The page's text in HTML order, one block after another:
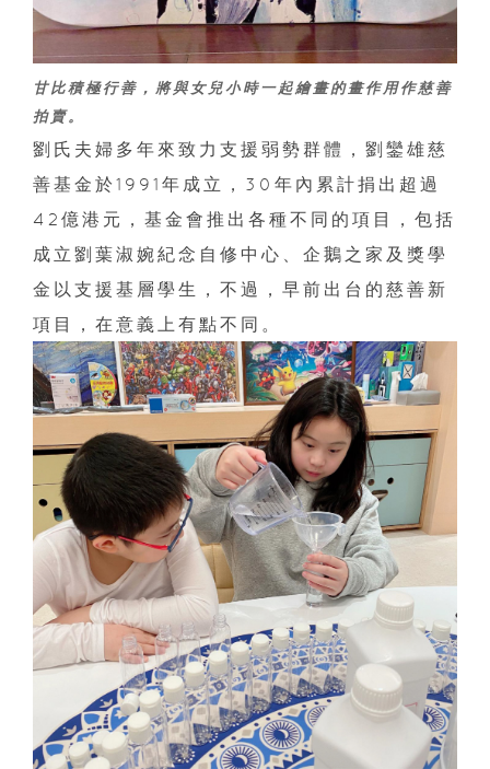
甘比積極行善，將與女兒小時一起繪畫的畫作用作慈善
拍賣。
劉氏夫婦多年來致力支援弱勢群體，劉鑾雄慈
善基金於1991年成立，30年內累計捐出超過
42億港元，基金會推出各種不同的項目，包括
成立劉葉淑婉紀念自修中心、企鵝之家及獎學
金以支援基層學生，不過，早前出台的慈善新
項目，在意義上有點不同。